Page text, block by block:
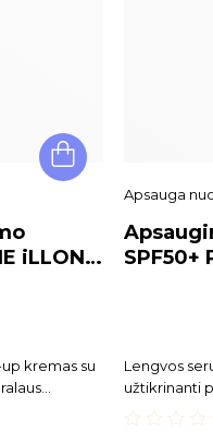
iLLON
kremas su
Apsauga
SPF50+
Lengvos
užtikrinanti